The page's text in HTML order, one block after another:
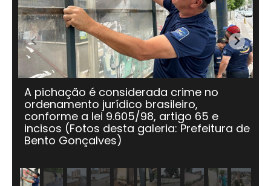
A pichação é considerada crime no
ordenamento jurídico brasileiro,
conforme a lei 9.605/98, artigo 65 e
incisos (Fotos desta galeria: Prefeitura de
Bento Gonçalves)